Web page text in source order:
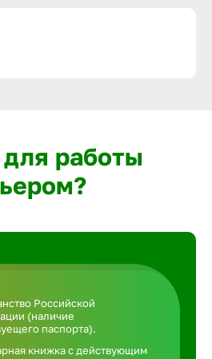
работы
Российской
(наличие
паспорта).
книжка с действующим